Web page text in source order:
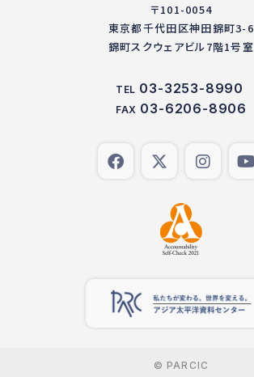
〒101-0054
東京都千代田区神田錦町3-6
錦町スクウェアビル7階1号室
TEL 03-3253-8990
FAX 03-6206-8906
© PARCIC